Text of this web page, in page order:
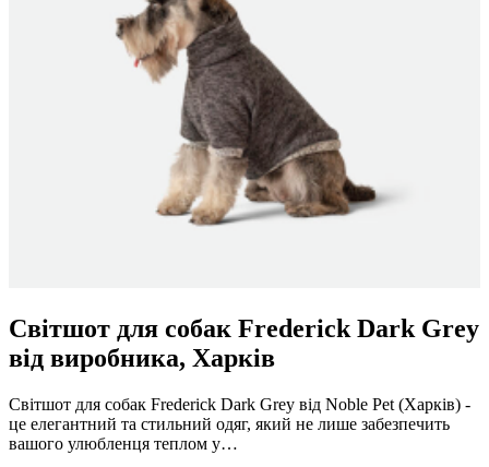
Світшот для собак Frederick Dark Grey
від виробника, Харків
Світшот для собак Frederick Dark Grey від Noble Pet (Харків) -
це елегантний та стильний одяг, який не лише забезпечить
вашого улюбленця теплом у…